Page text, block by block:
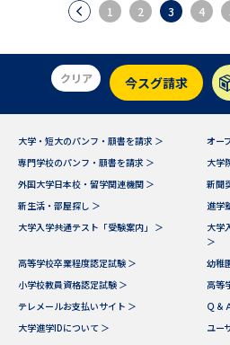
した。 金属やガラス、プラスチックなど、材料
えない新たな機能を加えるのが「表面工学」
者を育成します。
1 2 3 4
クリア 今スグ請求
大学・短大のパンフ・願書を請求 ＞
オー
専門学校のパンフ・願書を請求 ＞
大学
外国大学日本校・留学関連機関 ＞
新聞
新生活・部屋探し ＞
進学
大学入学共通テスト「受験案内」 ＞
大学
＞
高等学校卒業程度認定試験 ＞
幼稚
小学校教員資格認定試験 ＞
高等
テレメールお支払いサイト ＞
Ｑ＆
大学進学IDについて ＞
ユー